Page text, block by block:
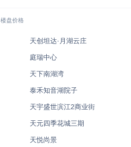
楼盘价格
天创坦达·月湖云庄
庭瑞中心
天下南湖湾
泰禾知音湖院子
天宇盛世滨江2商业街
天元四季花城三期
天悦尚景